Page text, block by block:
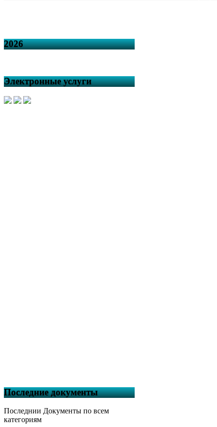
2026
Электронные услуги
Последние документы
Последнии Документы по всем
категориям